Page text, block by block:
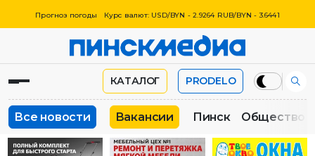
Прогноз погоды Курс валют: USD/BYN - 2.9264 RUB/BYN - 3.6441
КАТАЛОГ PRODELO
Все новости Вакансии Пинск Общество